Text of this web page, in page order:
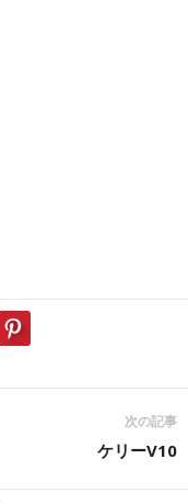
次の記事
ケリーV10